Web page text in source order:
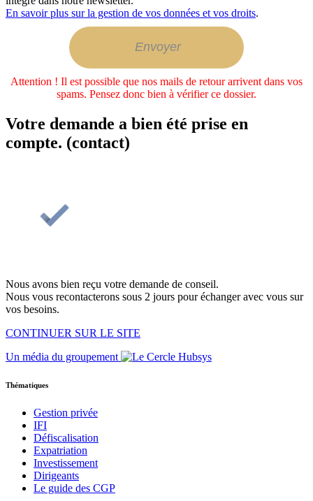
En savoir plus sur la gestion de vos données et vos droits.
Attention ! Il est possible que nos mails de retour arrivent dans vos
spams. Pensez donc bien à vérifier ce dossier.
Votre demande a bien été prise en
compte. (contact)
Nous avons bien reçu votre demande de conseil.
Nous vous recontacterons sous 2 jours pour échanger avec vous sur
vos besoins.
CONTINUER SUR LE SITE
Un média du groupement
Thématiques
Gestion privée
IFI
Défiscalisation
Expatriation
Investissement
Dirigeants
Le guide des CGP